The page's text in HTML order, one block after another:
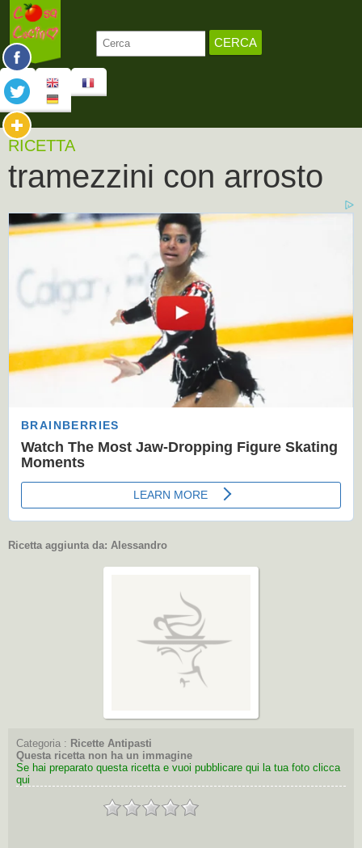
RICETTA
tramezzini con arrosto
Ricetta aggiunta da: Alessandro
Categoria : Ricette Antipasti
Questa ricetta non ha un immagine
Se hai preparato questa ricetta e vuoi pubblicare qui la tua foto clicca
qui